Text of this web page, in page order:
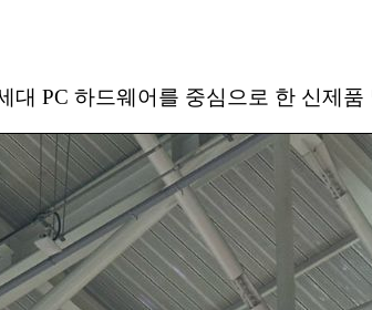
PC 하드웨어를 중심으로 한 신제